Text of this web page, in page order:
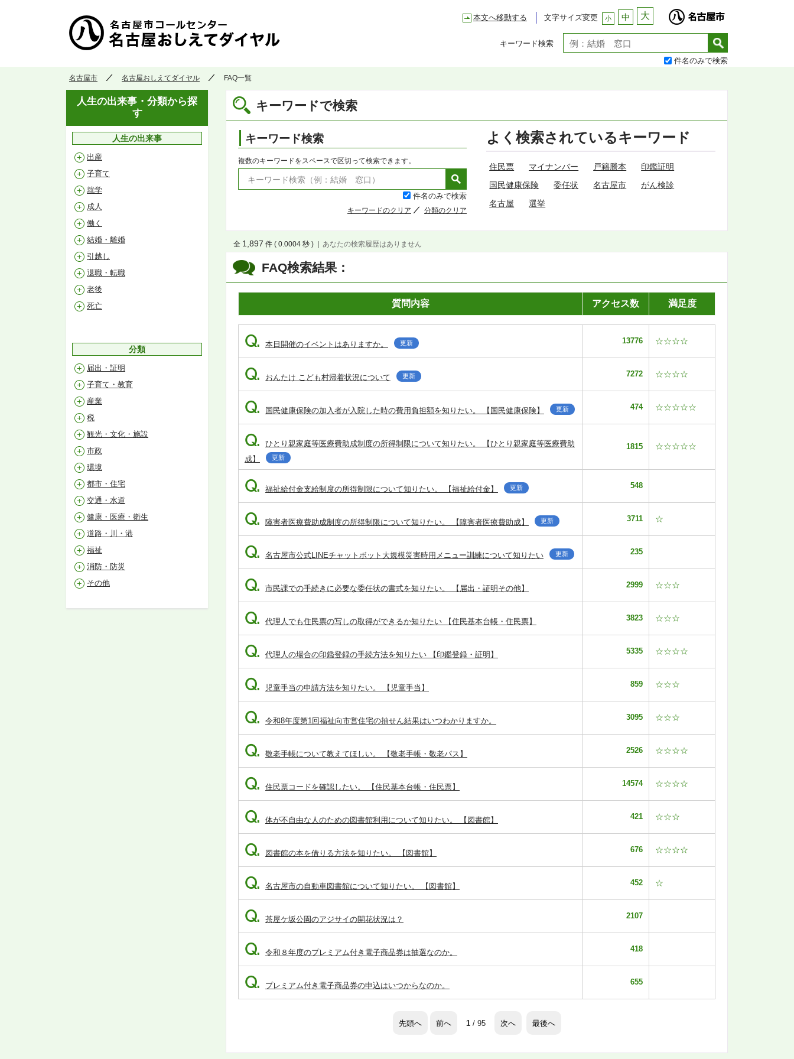
本文へ移動する 文字サイズ変更 小 中 大
キーワード検索
件名のみで検索
名古屋市 名古屋おしえてダイヤル FAQ一覧
キーワードで検索
キーワード検索
複数のキーワードをスペースで区切って検索できます。
件名のみで検索
キーワードのクリア 分類のクリア
よく検索されているキーワード
住民票 マイナンバー 戸籍謄本
印鑑証明
国民健康保険
委任状 名古屋市
がん検診
名古屋
選挙
FAQ検索結果：
全 1,897 件 ( 0.0004 秒 ) あなたの検索履歴はありません
質問内容 アクセス数 満足度
Q. 本日開催のイベントはありますか。 更新 13776 ☆☆☆☆
Q. おんたけ こども村帰着状況について 更新 7272 ☆☆☆☆
Q. 国民健康保険の加入者が入院した時の費用負担額を知りたい。 【国民健康保険】 更新 474 ☆☆☆☆☆
Q.
ひとり親家庭等医療費助成制度の所得制限について知りたい。 【ひとり親家庭等医療費助
成】
更新
1815 ☆☆☆☆☆
Q. 福祉給付金支給制度の所得制限について知りたい。 【福祉給付金】 更新 548
Q. 障害者医療費助成制度の所得制限について知りたい。 【障害者医療費助成】 更新 3711 ☆
Q. 名古屋市公式LINEチャットボット大規模災害時用メニュー訓練について知りたい 更新 235
Q. 市民課での手続きに必要な委任状の書式を知りたい。 【届出・証明その他】 2999 ☆☆☆
Q. 代理人でも住民票の写しの取得ができるか知りたい 【住民基本台帳・住民票】 3823 ☆☆☆
Q. 代理人の場合の印鑑登録の手続方法を知りたい 【印鑑登録・証明】 5335 ☆☆☆☆
Q. 児童手当の申請方法を知りたい。 【児童手当】 859 ☆☆☆
Q. 令和8年度第1回福祉向市営住宅の抽せん結果はいつわかりますか。 3095 ☆☆☆
Q. 敬老手帳について教えてほしい。 【敬老手帳・敬老パス】 2526 ☆☆☆☆
Q. 住民票コードを確認したい。 【住民基本台帳・住民票】 14574 ☆☆☆☆
Q. 体が不自由な人のための図書館利用について知りたい。 【図書館】 421 ☆☆☆
Q. 図書館の本を借りる方法を知りたい。 【図書館】 676 ☆☆☆☆
Q. 名古屋市の自動車図書館について知りたい。 【図書館】 452 ☆
Q. 茶屋ケ坂公園のアジサイの開花状況は？ 2107
Q. 令和８年度のプレミアム付き電子商品券は抽選なのか。 418
Q. プレミアム付き電子商品券の申込はいつからなのか。 655
先頭へ 前へ 1/ 95 次へ 最後へ
人生の出来事・分類から探
す
人生の出来事
出産
子育て
就学
成人
働く
結婚・離婚
引越し
退職・転職
老後
死亡
分類
届出・証明
子育て・教育
産業
税
観光・文化・施設
市政
環境
都市・住宅
交通・水道
健康・医療・衛生
道路・川・港
福祉
消防・防災
その他